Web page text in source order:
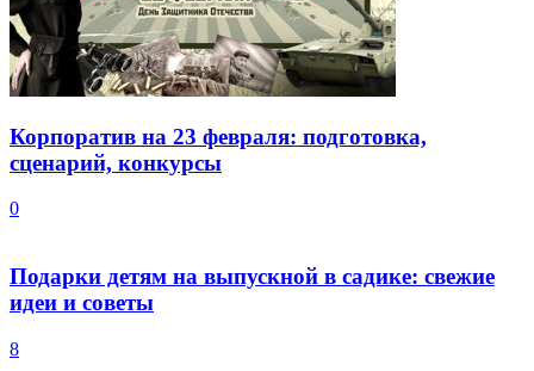
Корпоратив на 23 февраля: подготовка,
сценарий, конкурсы
0
Подарки детям на выпускной в садике: свежие
идеи и советы
8